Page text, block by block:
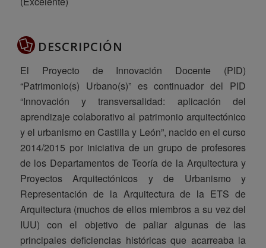
DESCRIPCIÓN
El Proyecto de Innovación Docente (PID)
“Patrimonio(s) Urbano(s)” es continuador del PID
“Innovación y transversalidad: aplicación del
aprendizaje colaborativo al patrimonio arquitectónico
y el urbanismo en Castilla y León”, nacido en el curso
2014/2015 por iniciativa de un grupo de profesores
de los Departamentos de Teoría de la Arquitectura y
Proyectos Arquitectónicos y de Urbanismo y
Representación de la Arquitectura de la ETS de
Arquitectura (muchos de ellos miembros a su vez del
IUU) con el objetivo de paliar algunas de las
principales deficiencias históricas que acarreaba la